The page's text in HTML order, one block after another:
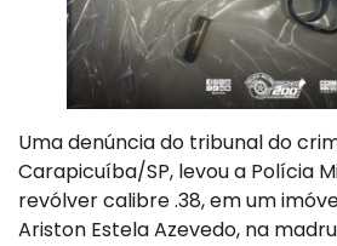
Uma denúncia do tribunal do
Carapicuíba/SP, levou a Polícia
revólver calibre .38, em um
Ariston Estela Azevedo, na